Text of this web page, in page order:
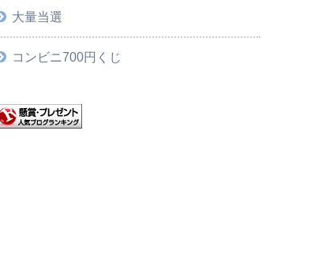
大量当選
コンビニ700円くじ